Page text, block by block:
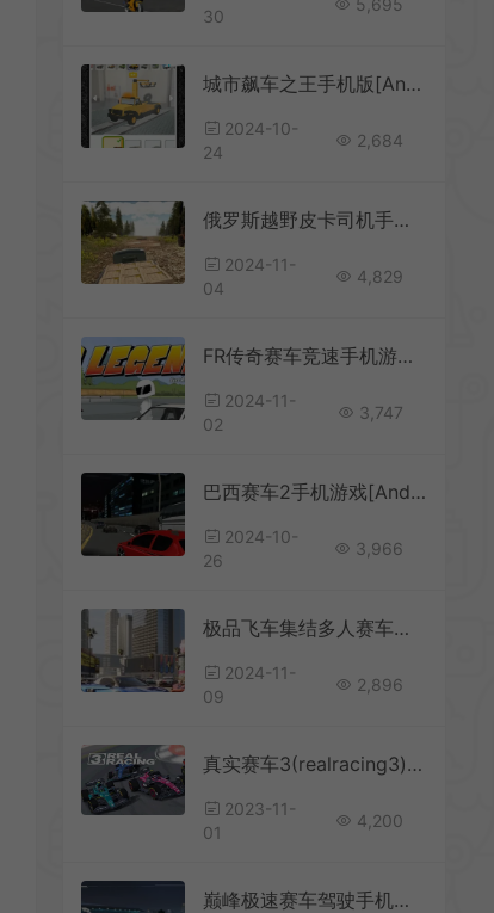
30
城市飙车之王手机版[Android][v2.0.0]
2024-10-
24
2,684
俄罗斯越野皮卡司机手机版游戏[Android][v1.0.0]
2024-11-
04
4,829
FR传奇赛车竞速手机游戏[Android][v0.3.5]
2024-11-
02
3,747
巴西赛车2手机游戏[Android][v1.0]
2024-10-
26
3,966
极品飞车集结多人赛车手机游戏[Android][v1.2.310.2106343]
2024-11-
09
2,896
真实赛车3(realracing3)重力赛车竞速游戏[安卓手机版]
2023-11-
01
4,200
巅峰极速赛车驾驶手机游戏[Android][v0.15.0]